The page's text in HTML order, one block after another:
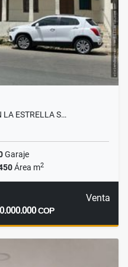
LA ESTRELLA S…
Garaje
Área m2
Venta
COP